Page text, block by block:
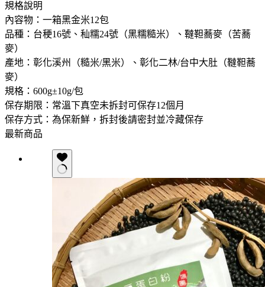
規格說明
內容物：一箱黑金米12包
品種：台稉16號、秈糯24號（黑糯糙米）、韃靼蕎麥（苦蕎
麥）
產地：彰化溪州（糙米/黑米）、彰化二林/台中大肚（韃靼蕎
麥）
規格：600g±10g/包
保存期限：常溫下真空未拆封可保存12個月
保存方式：為保新鮮，拆封後請密封並冷藏保存
最新商品